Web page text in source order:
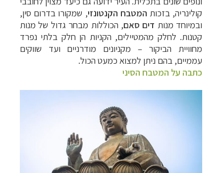
קולינריה, בזכות המטבח הקנטונזי, שמקורו בדרום סין,
ובמיוחד מנות דים סאם, הכוללות מבחר גדול של מנות
קטנות. לחלק מהמטיילים, הקניות הן חלק בלתי נפרד
מחוויית הביקור – מקניונים מודרניים ועד שווקים
עממיים, בהם ניתן למצוא כמעט הכול.
כתבה על המטבח הסיני